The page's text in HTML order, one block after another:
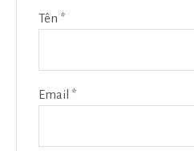
Tên *
Email *